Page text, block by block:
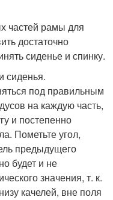
частей рамы для
достаточно
сиденье и спинку.
сиденья.
под правильным
на каждую часть,
и постепенно
Пометьте угол,
предыдущего
будет и не
значения, т. к.
качелей, вне поля